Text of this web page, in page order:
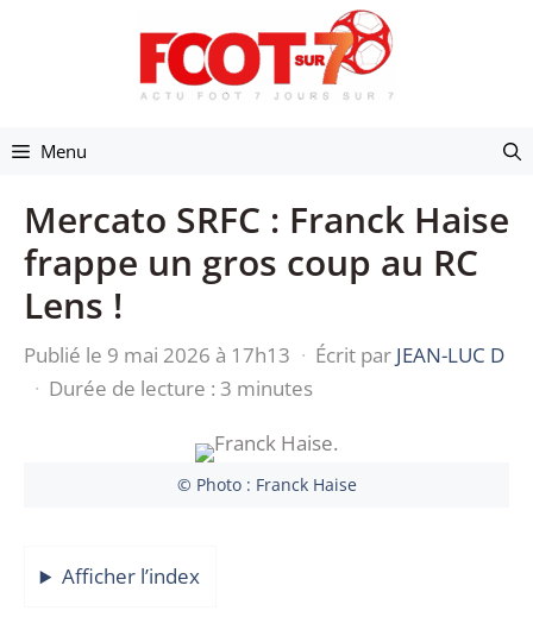
Menu
Mercato SRFC : Franck Haise
frappe un gros coup au RC
Lens !
Publié le 9 mai 2026 à 17h13 · Écrit par JEAN-LUC D
· Durée de lecture : 3 minutes
© Photo : Franck Haise
Afficher l’index